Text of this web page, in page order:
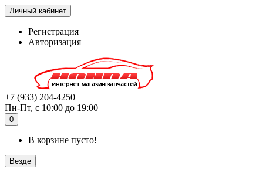
Личный кабинет
Регистрация
Авторизация
+7 (933) 204-4250
Пн-Пт, с 10:00 до 19:00
0
В корзине пусто!
Везде